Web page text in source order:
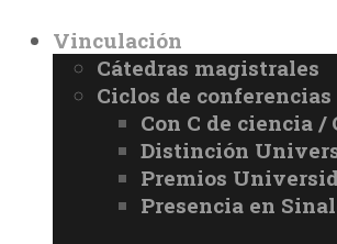
Vinculación
Cátedras magistrales
Ciclos de conferencias
Con C de ciencia /
Distinción
Premios
Presencia en